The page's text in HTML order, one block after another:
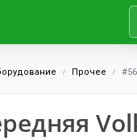
Прочее